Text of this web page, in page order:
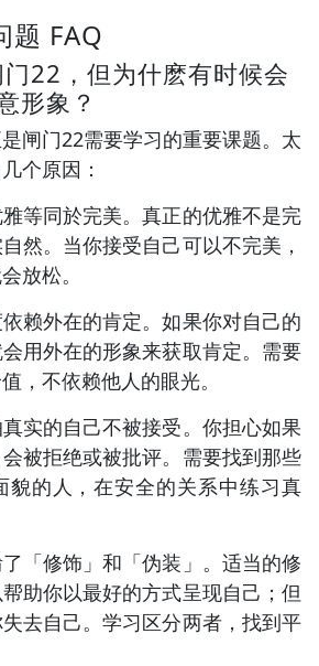
题 FAQ
22，但为什麽有时候会
形象？
闸门22需要学习的重要课题。太
个原因：
等同於完美。真正的优雅不是完
然。当你接受自己可以不完美，
放松。
赖外在的肯定。如果你对自己的
用外在的形象来获取肯定。需要
，不依赖他人的眼光。
实的自己不被接受。你担心如果
被拒绝或被批评。需要找到那些
貌的人，在安全的关系中练习真
「修饰」和「伪装」。适当的修
助你以最好的方式呈现自己；但
去自己。学习区分两者，找到平